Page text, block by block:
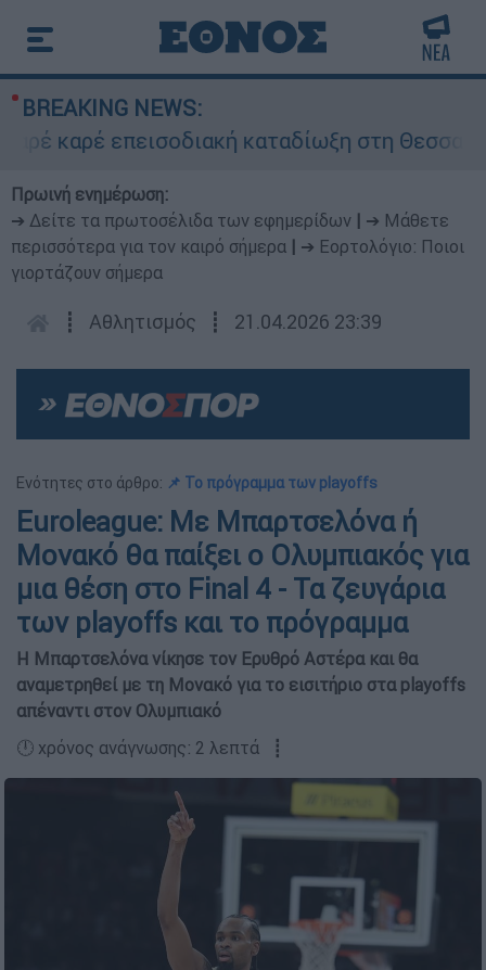
BREAKING NEWS:
καρέ επεισοδιακή καταδίωξη στη
Πρωινή ενημέρωση:
➔ Δείτε τα πρωτοσέλιδα των εφημερίδων
➔ Μάθετε
περισσότερα για τον καιρό σήμερα
➔ Εορτολόγιο: Ποιοι
γιορτάζουν σήμερα
┋ Αθλητισμός ┋ 21.04.2026 23:39
Ενότητες στο άρθρο: 📌 To πρόγραμμα των playoffs
Euroleague: Με Μπαρτσελόνα ή
Μονακό θα παίξει ο Ολυμπιακός για
μια θέση στο Final 4 - Τα ζευγάρια
των playoffs και το πρόγραμμα
Η Μπαρτσελόνα νίκησε τον Ερυθρό Αστέρα και θα
αναμετρηθεί με τη Μονακό για το εισιτήριο στα playoffs
απέναντι στον Ολυμπιακό
🕛 χρόνος ανάγνωσης: 2 λεπτά ┋